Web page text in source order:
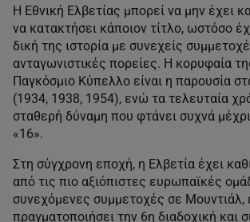
Η Εθνική Ελβετίας μπορεί να μην έχει
να κατακτήσει κάποιον τίτλο, ωστόσο
δική της ιστορία με συνεχείς
ανταγωνιστικές πορείες. Η κορυφαία
Παγκόσμιο Κύπελλο είναι η παρουσία
(1934, 1938, 1954), ενώ τα τελευταία
σταθερή δύναμη που φτάνει συχνά
«16».
Στη σύγχρονη εποχή, η Ελβετία έχει
από τις πιο αξιόπιστες ευρωπαϊκές
συνεχόμενες συμμετοχές σε
πραγματοποιήσει την 6η διαδοχική και